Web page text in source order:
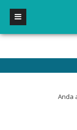
DATANG DI WEBSITE
Anda